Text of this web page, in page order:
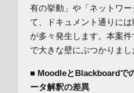
有の挙動」や「ネットワ
て、ドキュメント通りに
が多々発生します。本案
で大きな壁にぶつかりまし
■ MoodleとBlackboardで
ータ解釈の差異